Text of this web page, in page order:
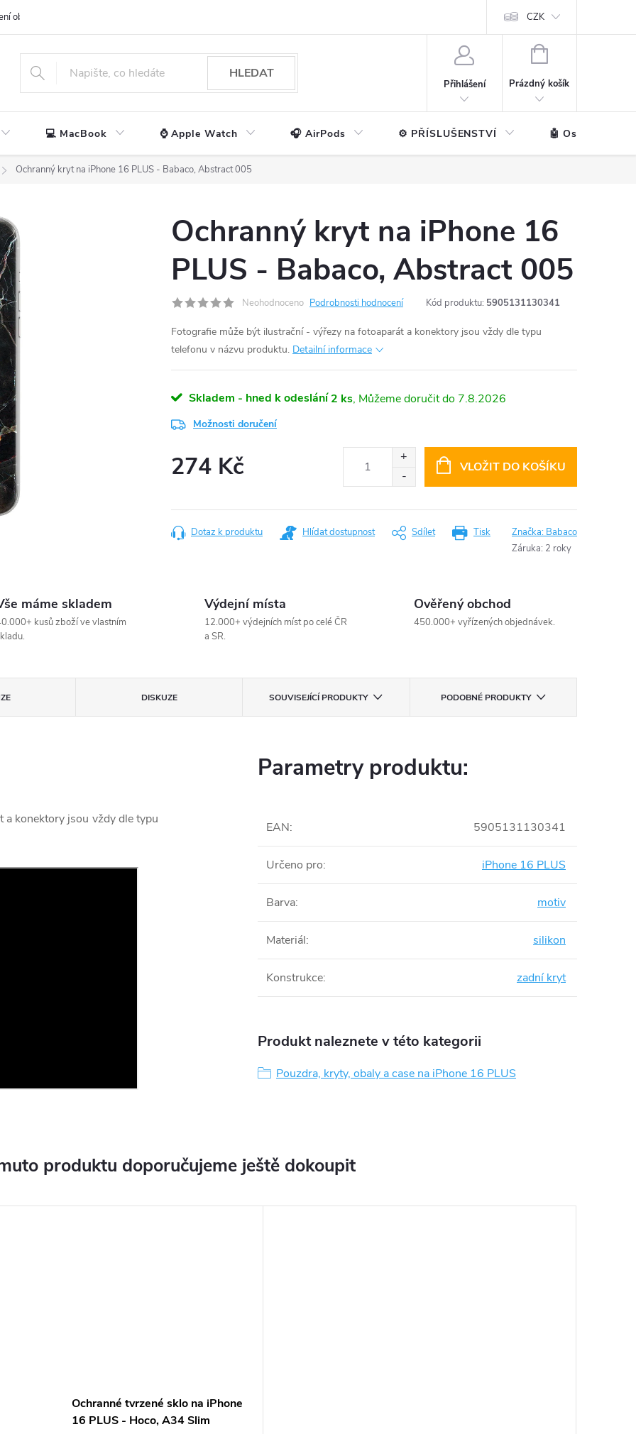
obchodu CZK
HLEDAT
Přihlášení
NÁKUPNÍ
Prázdný košík
💻 MacBook ⌚ Apple Watch 🎧 AirPods ⚙️ PŘÍSLUŠENSTVÍ 🤖 Ostatní
Ochranný kryt na iPhone 16 PLUS - Babaco, Abstract 005
Ochranný kryt na iPhone 16
PLUS - Babaco, Abstract 005
Neohodnoceno Podrobnosti hodnocení Kód produktu: 5905131130341
Fotografie může být ilustrační - výřezy na fotoaparát a konektory jsou vždy dle typu
telefonu v názvu produktu. Detailní informace
Skladem - hned k odeslání 2 ks 7.8.2026
Možnosti doručení
274 Kč VLOŽIT DO KOŠÍKU
Tisk
Dotaz k produktu Hlídat dostupnost Sdílet Značka: Babaco
Záruka: 2 roky
máme skladem
kusů zboží ve vlastním
Výdejní místa
12.000+ výdejních míst po celé ČR
a SR.
Ověřený obchod
450.000+ vyřízených objednávek.
DISKUZE SOUVISEJÍCÍ PRODUKTY PODOBNÉ PRODUKTY
konektory jsou vždy dle typu
Parametry produktu:
EAN: 5905131130341
Určeno pro: iPhone 16 PLUS
Barva: motiv
Materiál: silikon
Konstrukce: zadní kryt
Produkt naleznete v této kategorii
Pouzdra, kryty, obaly a case na iPhone 16 PLUS
produktu doporučujeme ještě dokoupit
Ochranné tvrzené sklo na iPhone
16 PLUS - Hoco, A34 Slim